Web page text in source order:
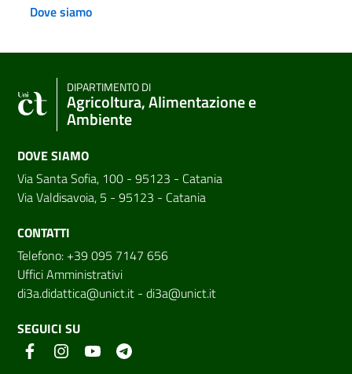
Dove siamo
DIPARTIMENTO DI
Agricoltura, Alimentazione e
Ambiente
DOVE SIAMO
Via Santa Sofia, 100 - 95123 - Catania
Via Valdisavoia, 5 - 95123 - Catania
CONTATTI
Telefono: +39 095 7147 656
Uffici Amministrativi
di3a.didattica@unict.it - di3a@unict.it
SEGUICI SU